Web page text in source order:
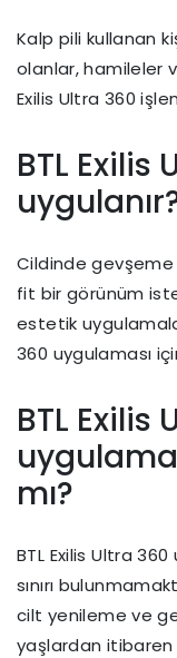
Kalp pili kullanan
olanlar, hamileler
Exilis Ultra 360
BTL Exilis
Cildinde gevşeme
fit bir görünüm
estetik
360 uygulaması
BTL Exilis
mı?
BTL Exilis Ultra
sınırı
cilt yenileme ve
yaşlardan itibaren